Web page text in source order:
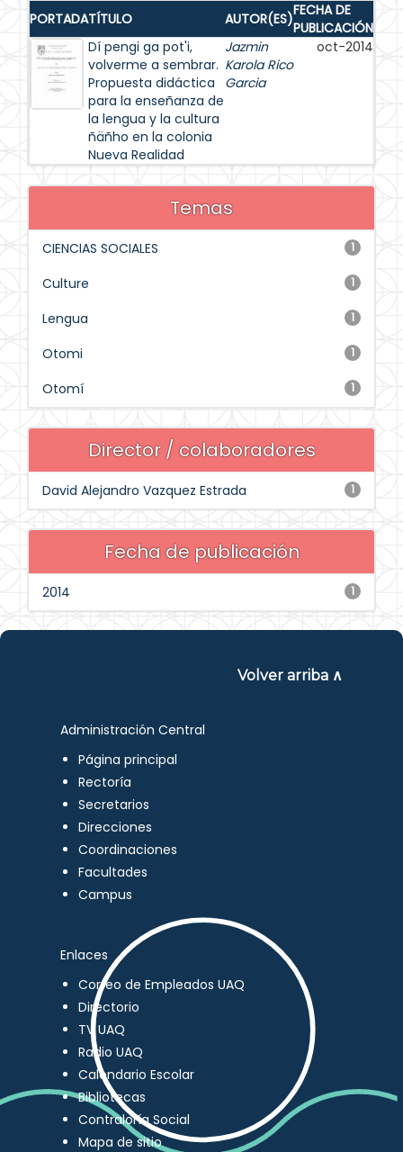
PORTADATÍTULO AUTOR(ES)FECHA DE
PUBLICACIÓN
Dí pengi ga pot'i,
volverme a sembrar.
Propuesta didáctica
para la enseñanza de
la lengua y la cultura
ñäñho en la colonia
Nueva Realidad
Jazmin
Karola Rico
Garcia
oct-2014
Temas
1
CIENCIAS SOCIALES
1
Culture
1
Lengua
1
Otomi
1
Otomí
Director / colaboradores
1
David Alejandro Vazquez Estrada
Fecha de publicación
1
2014
Volver arriba ∧
Administración Central
Página principal
Rectoría
Secretarios
Direcciones
Coordinaciones
Facultades
Campus
Enlaces
Correo de Empleados UAQ
Directorio
TV UAQ
Radio UAQ
Calendario Escolar
Bibliotecas
Contraloría Social
Mapa de sitio